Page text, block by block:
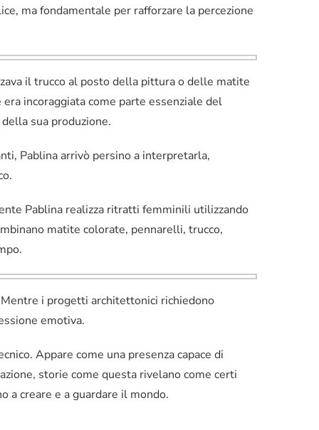
ma fondamentale per rafforzare la percezione
il trucco al posto della pittura o delle matite
incoraggiata come parte essenziale del
sua produzione.
Pablina arrivò persino a interpretarla,
Pablina realizza ritratti femminili utilizzando
matite colorate, pennarelli, trucco,
i progetti architettonici richiedono
emotiva.
Appare come una presenza capace di
storie come questa rivelano come certi
a creare e a guardare il mondo.